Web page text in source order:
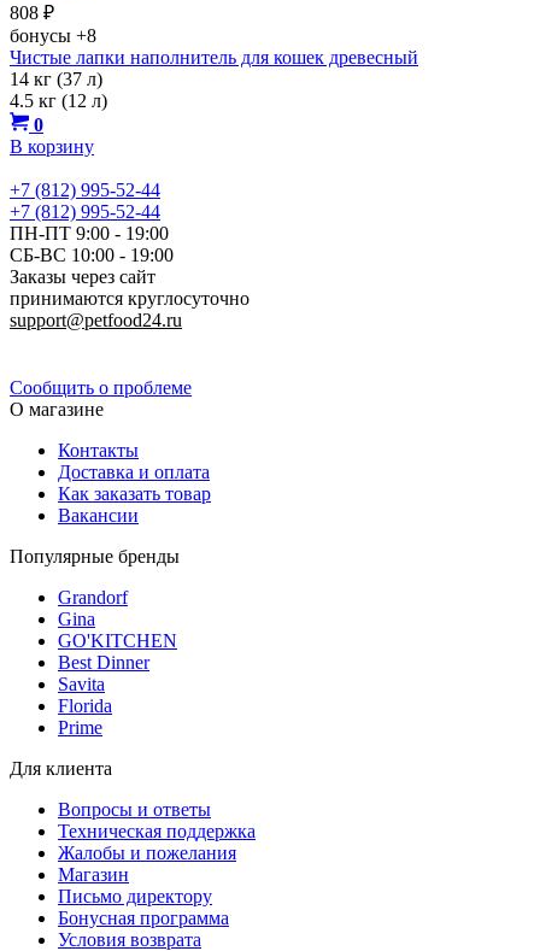
808 ₽
бонусы +8
Чистые лапки наполнитель для кошек древесный
14 кг (37 л)
4.5 кг (12 л)
0
В корзину
+7 (812) 995-52-44
+7 (812) 995-52-44
ПН-ПТ 9:00 - 19:00
СБ-ВС 10:00 - 19:00
Заказы через сайт
принимаются круглосуточно
support@petfood24.ru
Сообщить о проблеме
О магазине
Контакты
Доставка и оплата
Как заказать товар
Вакансии
Популярные бренды
Grandorf
Gina
GO'KITCHEN
Best Dinner
Savita
Florida
Prime
Для клиента
Вопросы и ответы
Техническая поддержка
Жалобы и пожелания
Магазин
Письмо директору
Бонусная программа
Условия возврата